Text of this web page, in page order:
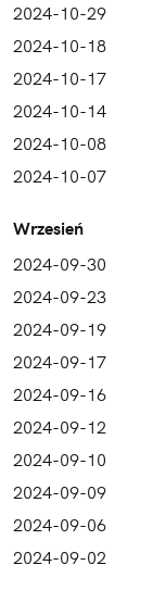
2024-10-29
2024-10-18
2024-10-17
2024-10-14
2024-10-08
2024-10-07
Wrzesień
2024-09-30
2024-09-23
2024-09-19
2024-09-17
2024-09-16
2024-09-12
2024-09-10
2024-09-09
2024-09-06
2024-09-02